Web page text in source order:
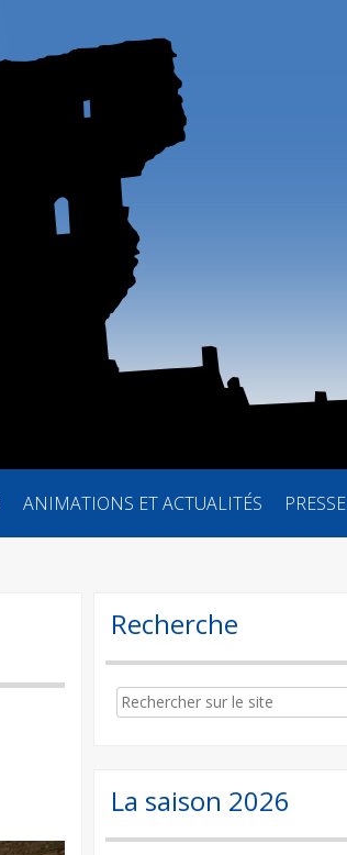
ANIMATIONS ET ACTUALITÉS PRESSE
Recherche
Search
for:
La saison 2026